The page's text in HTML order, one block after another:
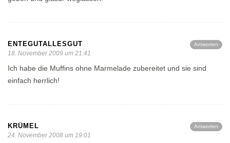
Antworten
ENTEGUTALLESGUT
18. November 2009 um 21:41
Ich habe die Muffins ohne Marmelade zubereitet und sie sind
einfach herrlich!
Antworten
KRÜMEL
24. November 2008 um 19:01